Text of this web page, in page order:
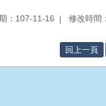
：107-11-16 修改時間
回上一頁